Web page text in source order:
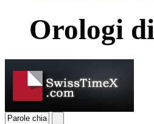
Orologi